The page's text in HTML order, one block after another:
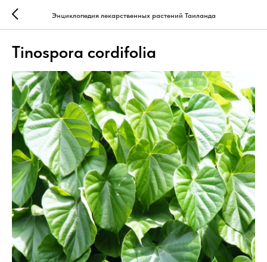
Энциклопедия лекарственных растений Таиланда
Tinospora cordifolia